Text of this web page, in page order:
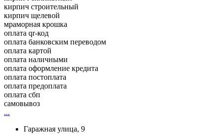
кирпич строительный
кирпич щелевой
мраморная крошка
оплата qr-код
оплата банковским переводом
оплата картой
оплата наличными
оплата оформление кредита
оплата постоплата
оплата предоплата
оплата сбп
самовывоз
...
Гаражная улица, 9